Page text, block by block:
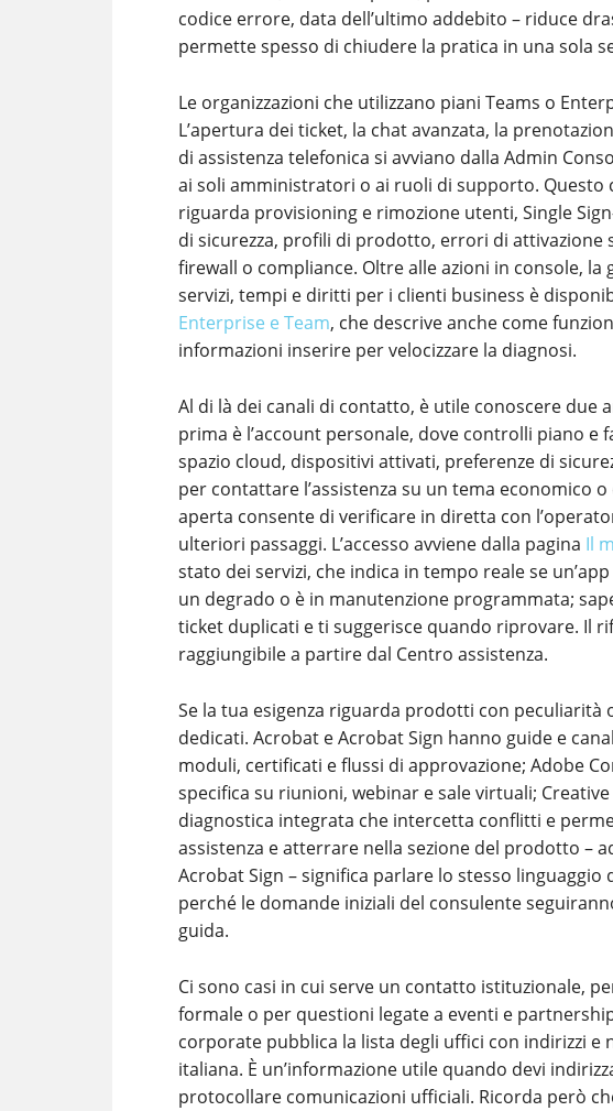
codice errore, data dell’ultimo addebito – riduce
permette spesso di chiudere la pratica in una sola
Le organizzazioni che utilizzano piani Teams o
L’apertura dei ticket, la chat avanzata, la
di assistenza telefonica si avviano dalla Admin
ai soli amministratori o ai ruoli di supporto. Questo
riguarda provisioning e rimozione utenti, Single
di sicurezza, profili di prodotto, errori di attivazione
firewall o compliance. Oltre alle azioni in console,
servizi, tempi e diritti per i clienti business è
Enterprise e Team, che descrive anche come
informazioni inserire per velocizzare la diagnosi.
Al di là dei canali di contatto, è utile conoscere due
prima è l’account personale, dove controlli piano
spazio cloud, dispositivi attivati, preferenze di
per contattare l’assistenza su un tema economico
aperta consente di verificare in diretta con
ulteriori passaggi. L’accesso avviene dalla pagina Il
stato dei servizi, che indica in tempo reale se
un degrado o è in manutenzione programmata;
ticket duplicati e ti suggerisce quando riprovare. Il
raggiungibile a partire dal Centro assistenza.
Se la tua esigenza riguarda prodotti con
dedicati. Acrobat e Acrobat Sign hanno guide e
moduli, certificati e flussi di approvazione; Adobe
specifica su riunioni, webinar e sale virtuali;
diagnostica integrata che intercetta conflitti e
assistenza e atterrare nella sezione del prodotto –
Acrobat Sign – significa parlare lo stesso linguaggio
perché le domande iniziali del consulente
guida.
Ci sono casi in cui serve un contatto istituzionale,
formale o per questioni legate a eventi e
corporate pubblica la lista degli uffici con indirizzi e
italiana. È un’informazione utile quando devi
protocollare comunicazioni ufficiali. Ricorda però